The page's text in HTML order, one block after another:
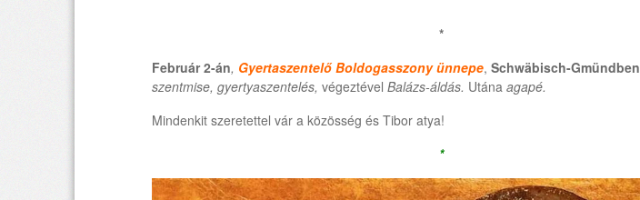
*
Február 2-án, Gyertaszentelő Boldogasszony ünnepe, Schwäbisch-Gmündben
szentmise, gyertyaszentelés, végeztével Balázs-áldás. Utána agapé.
Mindenkit szeretettel vár a közösség és Tibor atya!
*